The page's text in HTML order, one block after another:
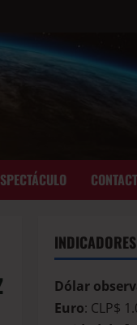
Dólar
Euro: CLP$